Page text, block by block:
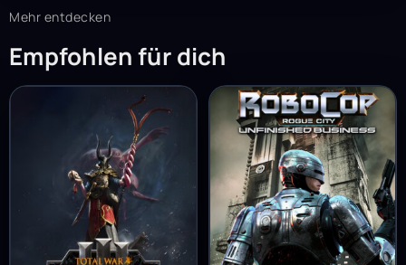
Mehr entdecken
Empfohlen für dich